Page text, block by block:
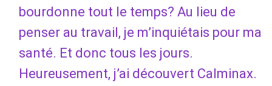
bourdonne tout le temps? Au lieu de
penser au travail, je m’inquiétais pour ma
santé. Et donc tous les jours.
Heureusement, j’ai découvert Calminax.